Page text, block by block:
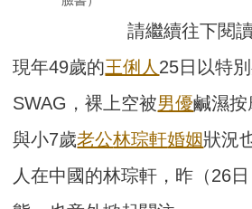
請繼續往下閱
現年49歲的王俐人 25日以特
SWAG，裸上空被男優鹹濕按
與小7歲老公林琮軒婚姻狀況
人在中國的林琮軒，昨（26